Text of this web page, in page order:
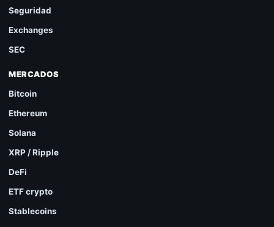
Seguridad
Exchanges
SEC
MERCADOS
Bitcoin
Ethereum
Solana
XRP / Ripple
DeFi
ETF crypto
Stablecoins